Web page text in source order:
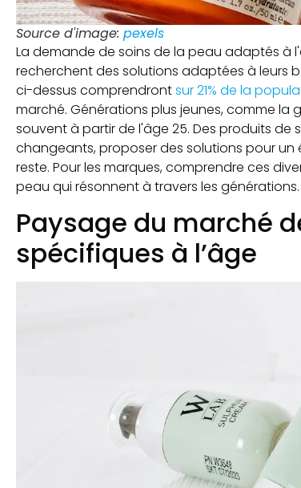
Source d'image:pexels
La demande de soins de la peau adaptés à
recherchent des solutions adaptées à leurs
ci-dessus comprendrontsur 21% de la
marché. Générations plus jeunes, comme
souvent à partir de l'âge 25. Des produits de
changeants, proposer des solutions pour
reste. Pour les marques, comprendre ces
peau qui résonnent à travers les générations.
Paysage du marché
spécifiques à l’âge